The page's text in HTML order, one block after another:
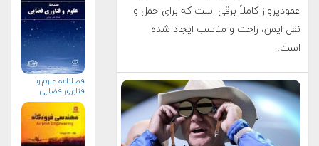
عمودپرواز کاملاً برقی است که برای حمل و
نقل ایمن، راحت و مناسب ایجاد شده
است.
فصلنامه علوم و
فناوری فضایی